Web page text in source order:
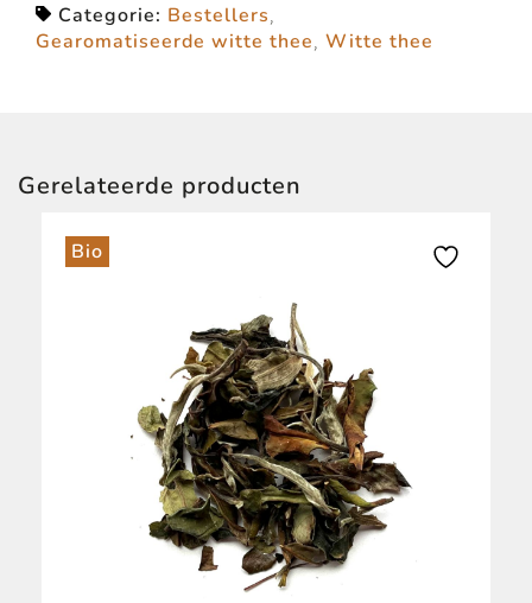
Categorie: Bestellers
Gearomatiseerde witte thee Witte thee
Gerelateerde producten
Bio